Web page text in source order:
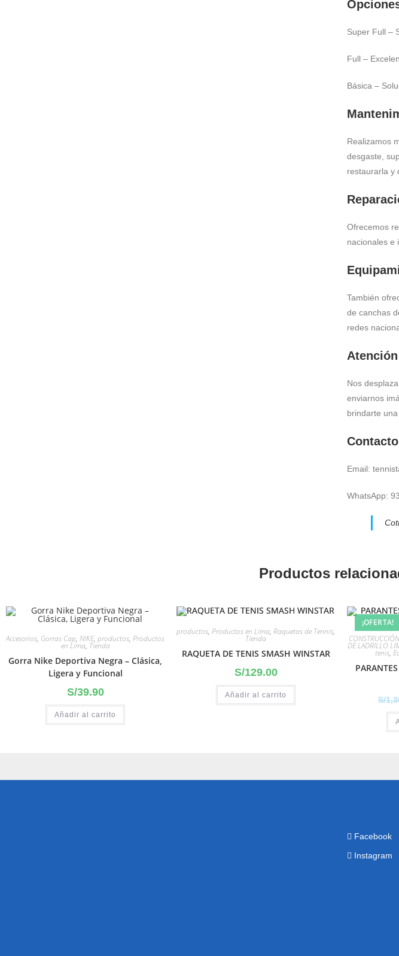
Super Full –
Full –
Básica –
Realizamos
desgaste,
restaurarla y
Ofrecemos
nacionales e
También
de canchas
redes
Nos
enviarnos
brindarte una
Contacto
Email:
WhatsApp:
Productos
Accesorios, Gorras Cap, NIKE, productos, Productos
en Lima, Tienda
Gorra Nike Deportiva Negra – Clásica,
Ligera y Funcional
S/39.90
Añadir al carrito
productos, Productos en Lima, Raquetas de Tennis,
Tienda
RAQUETA DE TENIS SMASH WINSTAR
S/129.00
Añadir al carrito
¡OFERTA!
DE LADRILLO
tenis,
S/
Facebook
Instagram